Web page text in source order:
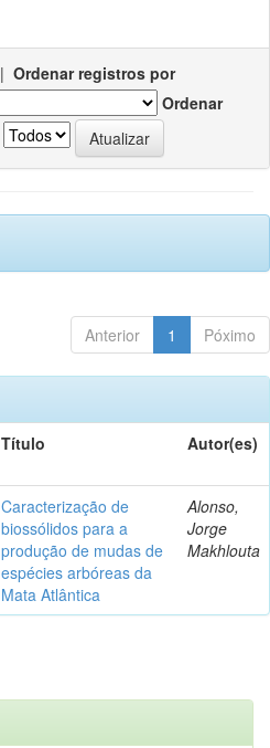
| Ordenar registros por
Ordenar
Anterior 1 Póximo
Título Autor(es)
Caracterização de
biossólidos para a
produção de mudas de
espécies arbóreas da
Mata Atlântica
Alonso,
Jorge
Makhlouta